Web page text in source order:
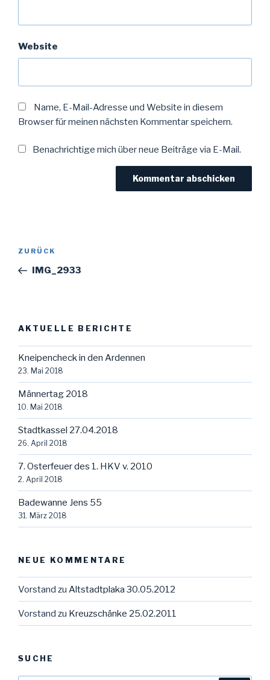
Website
Name, E-Mail-Adresse und Website in diesem
Browser für meinen nächsten Kommentar speichern.
Benachrichtige mich über neue Beiträge via E-Mail.
Beitragsnavigation
Vorheriger
Beitrag
ZURÜCK
IMG_2933
AKTUELLE BERICHTE
Kneipencheck in den Ardennen
23. Mai 2018
Männertag 2018
10. Mai 2018
Stadtkassel 27.04.2018
26. April 2018
7. Osterfeuer des 1. HKV v. 2010
2. April 2018
Badewanne Jens 55
31. März 2018
NEUE KOMMENTARE
Vorstand zu Altstadtplaka 30.05.2012
Vorstand zu Kreuzschänke 25.02.2011
SUCHE